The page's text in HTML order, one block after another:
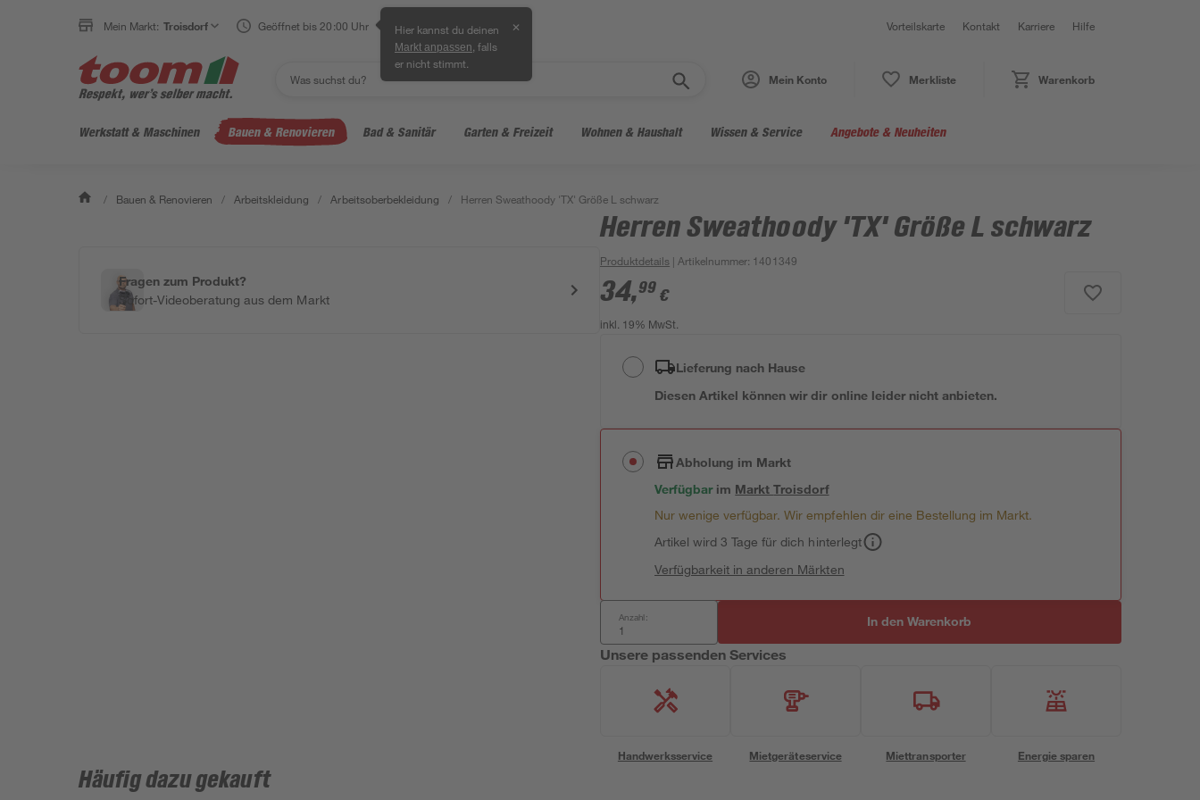
Mein Markt: Troisdorf Geöffnet bis 20:00 Uhr Hier kannst du deinen
Markt anpassen , falls
er nicht stimmt.
✕ Vorteilskarte Kontakt Karriere Hilfe
Mein Konto Merkliste Warenkorb
Werkstatt & Maschinen Bauen & Renovieren Bad & Sanitär Garten & Freizeit Wohnen & Haushalt Wissen & Service Angebote & Neuheiten
/ Bauen & Renovieren / Arbeitskleidung / Arbeitsoberbekleidung / Herren Sweathoody 'TX' Größe L schwarz
Fragen zum Produkt?
Sofort-Videoberatung aus dem Markt
Herren Sweathoody 'TX' Größe L schwarz
Produktdetails | Artikelnummer: 1401349
34,99 €
inkl. 19% MwSt.
Lieferung nach Hause
Diesen Artikel können wir dir online leider nicht anbieten.
Abholung im Markt
Verfügbar im MarktTroisdorf
Nur wenige verfügbar. Wir empfehlen dir eine Bestellung im Markt.
Artikel wird 3 Tage für dich hinterlegt
Verfügbarkeit in anderen Märkten
Anzahl: In den Warenkorb
Unsere passenden Services
Handwerksservice Mietgeräteservice Miettransporter Energie sparen
Häufig dazu gekauft